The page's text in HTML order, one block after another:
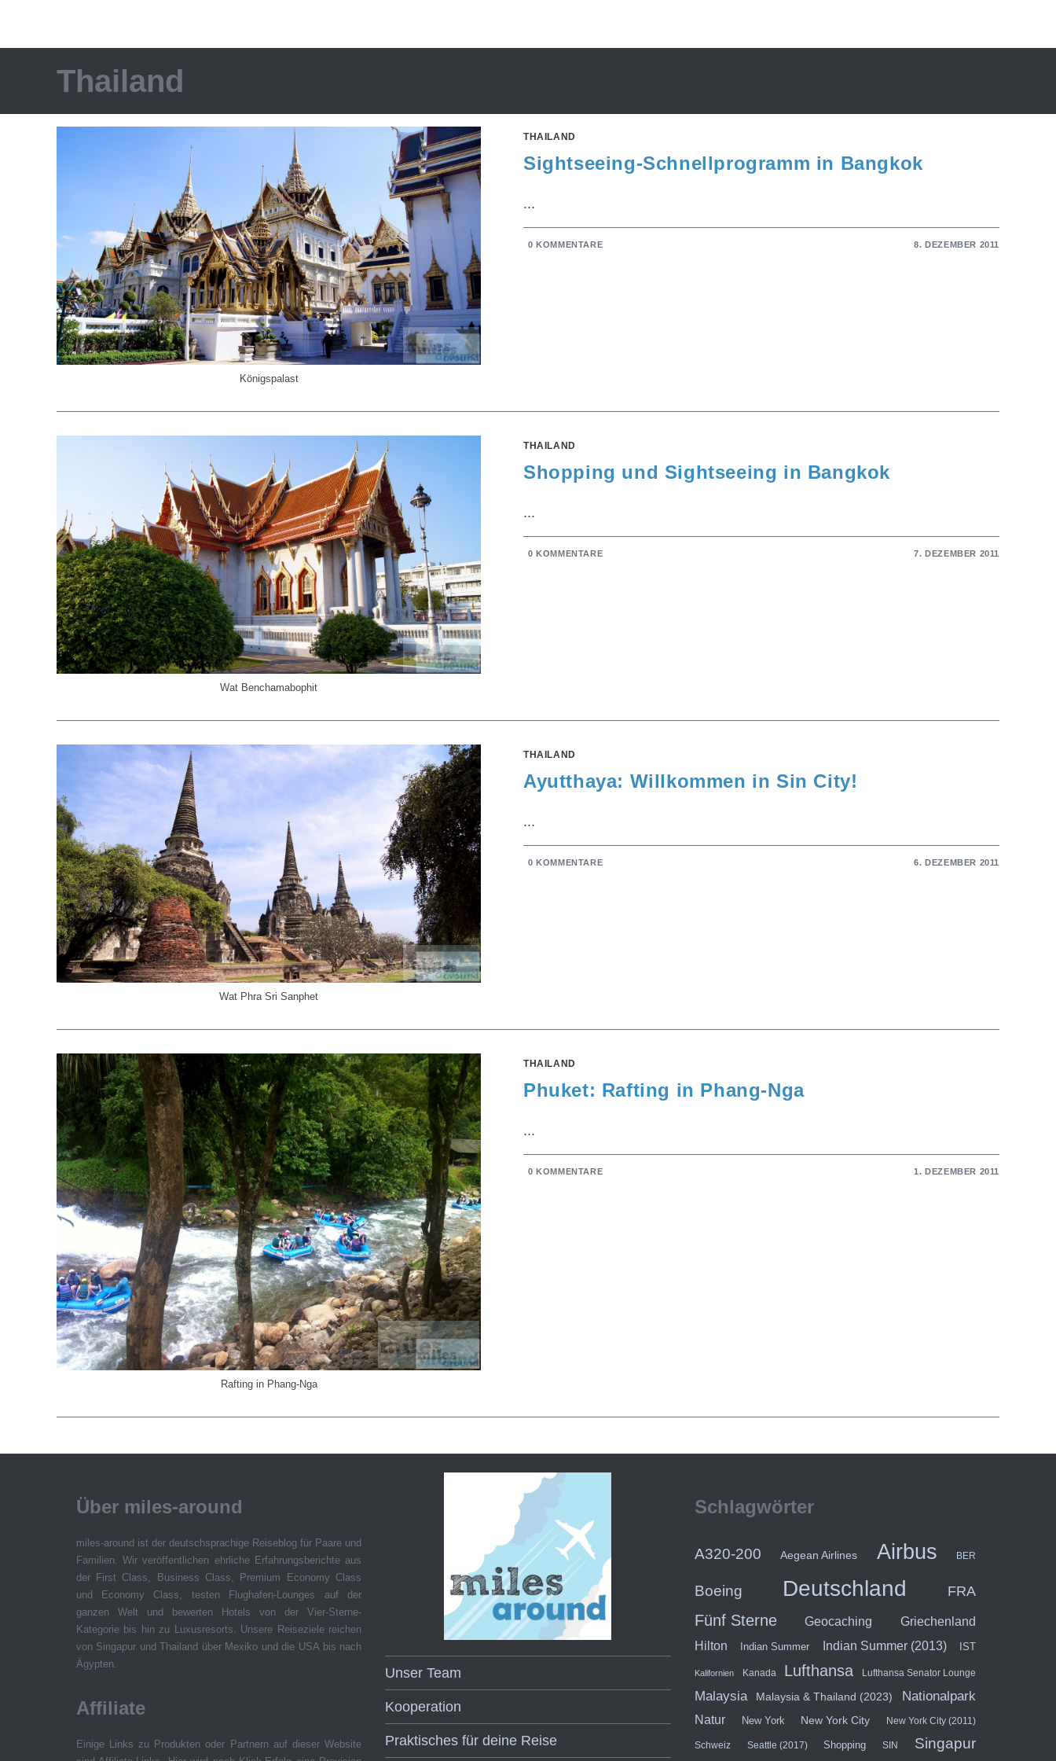
Thailand
Königspalast
THAILAND
Sightseeing-Schnellprogramm in Bangkok
...
0 KOMMENTARE 8. DEZEMBER 2011
Wat Benchamabophit
THAILAND
Shopping und Sightseeing in Bangkok
...
0 KOMMENTARE 7. DEZEMBER 2011
Wat Phra Sri Sanphet
THAILAND
Ayutthaya: Willkommen in Sin City!
...
0 KOMMENTARE 6. DEZEMBER 2011
Rafting in Phang-Nga
THAILAND
Phuket: Rafting in Phang-Nga
...
0 KOMMENTARE 1. DEZEMBER 2011
Über miles-around
miles-around ist der deutschsprachige Reiseblog für Paare und
Familien. Wir veröffentlichen ehrliche Erfahrungsberichte aus
der First Class, Business Class, Premium Economy Class
und Economy Class, testen Flughafen-Lounges auf der
ganzen Welt und bewerten Hotels von der Vier-Sterne-
Kategorie bis hin zu Luxusresorts. Unsere Reiseziele reichen
von Singapur und Thailand über Mexiko und die USA bis nach
Ägypten.
Affiliate
Einige Links zu Produkten oder Partnern auf dieser Website
Unser Team
Kooperation
Praktisches für deine Reise
Schlagwörter
A320-200 Aegean Airlines Airbus BER
Boeing Deutschland FRA
Fünf Sterne Geocaching Griechenland
Hilton Indian Summer Indian Summer (2013) IST
Kalifornien Kanada Lufthansa Lufthansa Senator Lounge
Malaysia Malaysia & Thailand (2023) Nationalpark
Natur New York New York City New York City (2011)
Schweiz Seattle (2017) Shopping SIN
Singapur